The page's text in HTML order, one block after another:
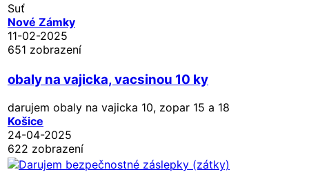
Suť
Nové Zámky
11-02-2025
651 zobrazení
obaly na vajicka, vacsinou 10 ky
darujem obaly na vajicka 10, zopar 15 a 18
Košice
24-04-2025
622 zobrazení